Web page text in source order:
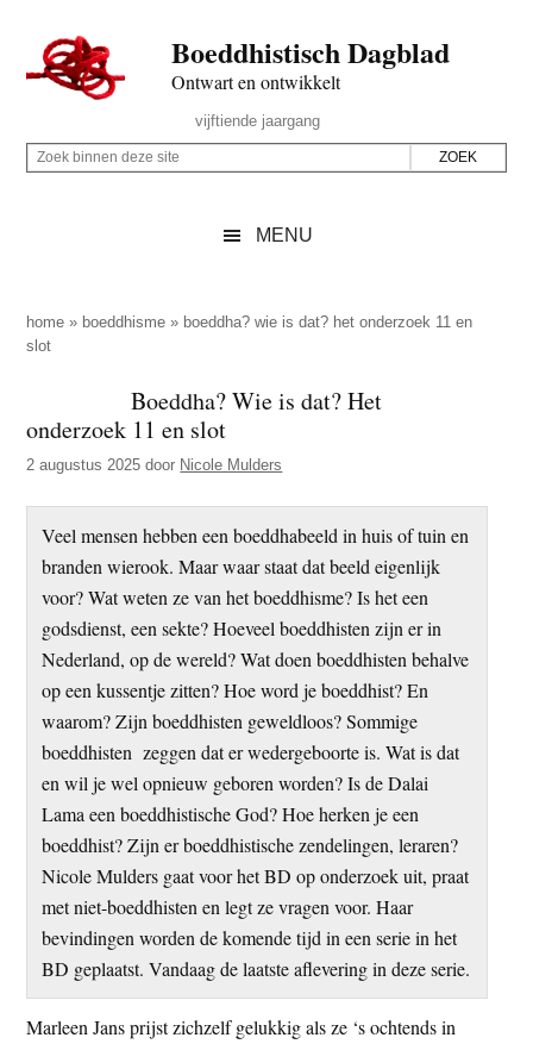
naar
de
inhoud
secondary
naar
de
sidebar
naar
de
Boeddhistisch Dagblad
Ontwart en ontwikkelt
Rechts
vijftiende jaargang
Z
p
d
z
e
Z
i
n
n
d
MENU
home » boeddhisme » boeddha? wie is dat? het onderzoek 11 en
slot
Boeddha? Wie is dat? Het
onderzoek 11 en slot
2 augustus 2025 door Nicole Mulders
Veel mensen hebben een boeddhabeeld in huis of tuin en
branden wierook. Maar waar staat dat beeld eigenlijk
voor? Wat weten ze van het boeddhisme? Is het een
godsdienst, een sekte? Hoeveel boeddhisten zijn er in
Nederland, op de wereld? Wat doen boeddhisten behalve
op een kussentje zitten? Hoe word je boeddhist? En
waarom? Zijn boeddhisten geweldloos? Sommige
boeddhisten zeggen dat er wedergeboorte is. Wat is dat
en wil je wel opnieuw geboren worden? Is de Dalai
Lama een boeddhistische God? Hoe herken je een
boeddhist? Zijn er boeddhistische zendelingen, leraren?
Nicole Mulders gaat voor het BD op onderzoek uit, praat
met niet-boeddhisten en legt ze vragen voor. Haar
bevindingen worden de komende tijd in een serie in het
BD geplaatst. Vandaag de laatste aflevering in deze serie.
Marleen Jans prijst zichzelf gelukkig als ze ‘s ochtends in